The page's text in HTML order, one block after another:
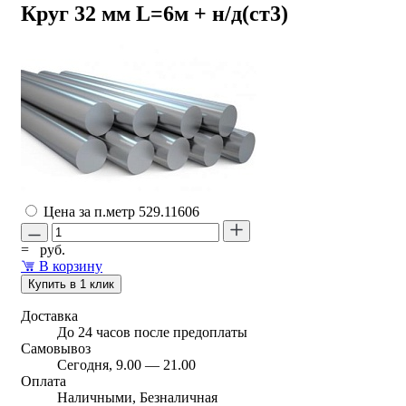
Круг 32 мм L=6м + н/д(ст3)
Цена за п.метр 529.11606
=
руб.
В корзину
Купить в 1 клик
Доставка
До 24 часов после предоплаты
Самовывоз
Сегодня, 9.00 — 21.00
Оплата
Наличными, Безналичная